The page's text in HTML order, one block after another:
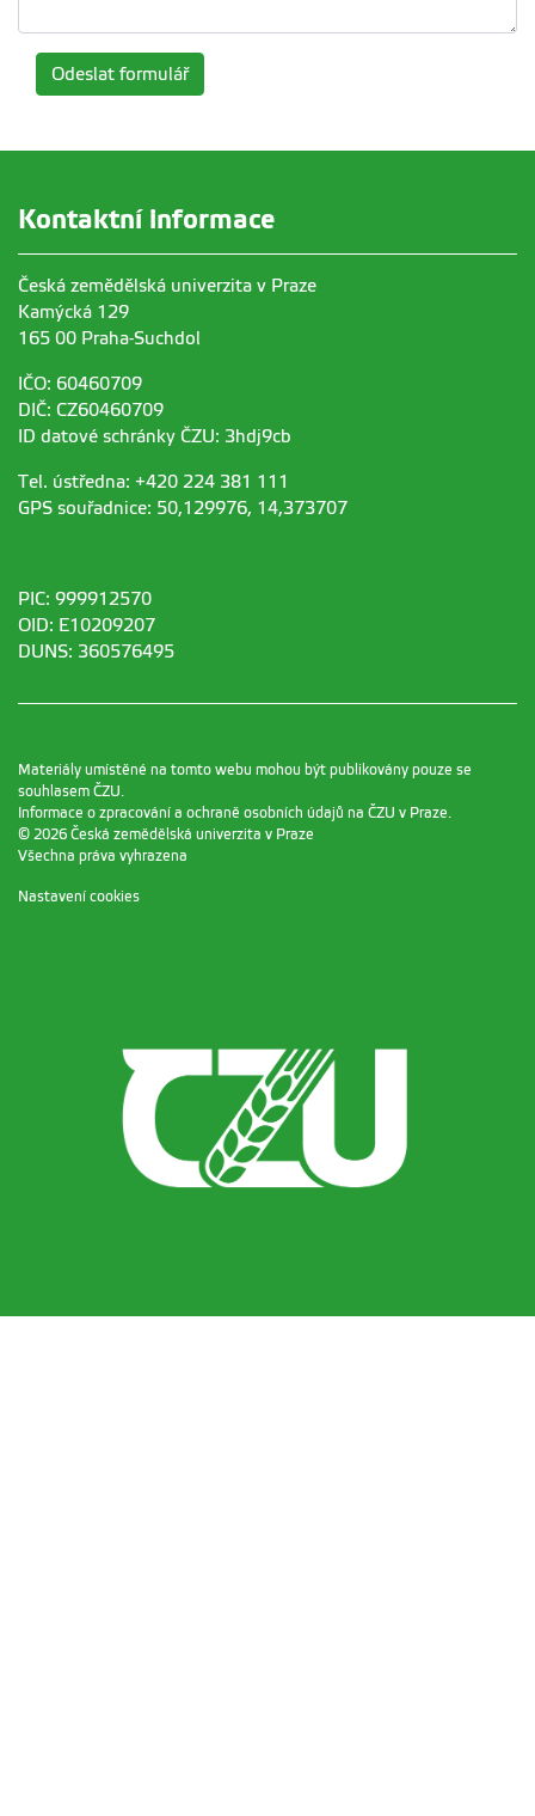
Odeslat formulář
Kontaktní informace
Česká zemědělská univerzita v Praze
Kamýcká 129
165 00 Praha-Suchdol
IČO: 60460709
DIČ: CZ60460709
ID datové schránky ČZU: 3hdj9cb
Tel. ústředna: +420 224 381 111
GPS souřadnice: 50,129976, 14,373707
PIC: 999912570
OID: E10209207
DUNS: 360576495
Materiály umístěné na tomto webu mohou být publikovány pouze se
souhlasem ČZU.
Informace o zpracování a ochraně osobních údajů na ČZU v Praze.
© 2026 Česká zemědělská univerzita v Praze
Všechna práva vyhrazena
Nastavení cookies